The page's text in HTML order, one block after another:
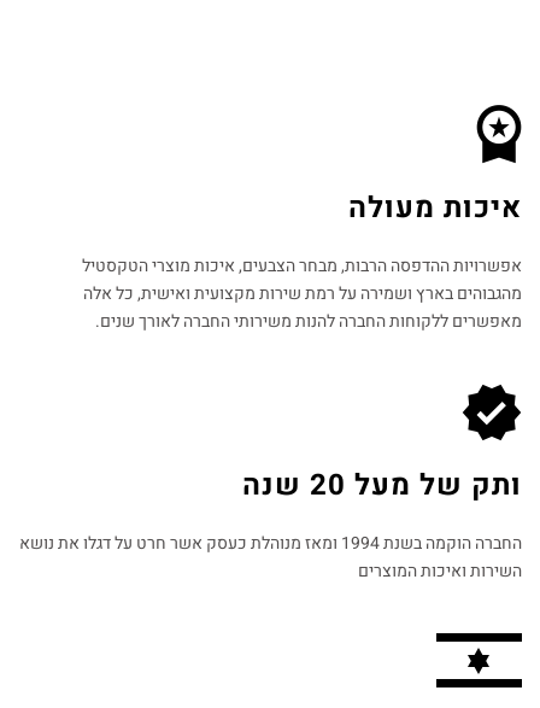
איכות מעולה
אפשרויות ההדפסה הרבות, מבחר הצבעים, איכות מוצרי הטקסטיל
מהגבוהים בארץ ושמירה על רמת שירות מקצועית ואישית, כל אלה
מאפשרים ללקוחות החברה להנות משירותי החברה לאורך שנים.
ותק של מעל 20 שנה
החברה הוקמה בשנת 1994 ומאז מנוהלת כעסק אשר חרט על דגלו את נושא
השירות ואיכות המוצרים